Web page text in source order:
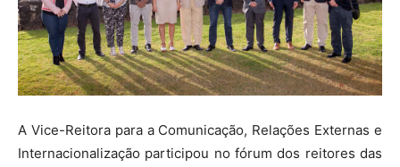
A Vice-Reitora para a Comunicação, Relações Externas e
Internacionalização participou no fórum dos reitores das